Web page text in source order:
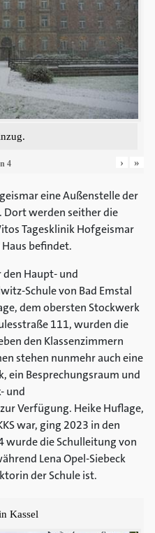
4 › »
eine Außenstelle der
Dort werden seither die
Tagesklinik Hofgeismar
befindet.
Haupt- und
Schule von Bad Emstal
dem obersten Stockwerk
111, wurden die
den Klassenzimmern
stehen nunmehr auch eine
ein Besprechungsraum und
und
Verfügung. Heike Huflage,
war, ging 2023 in den
wurde die Schulleitung von
Lena Opel-Siebeck
der Schule ist.
Kassel